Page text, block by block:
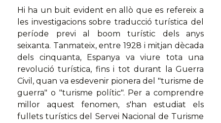
Hi ha un buit evident en allò que es refereix a
les investigacions sobre traducció turística del
període previ al boom turístic dels anys
seixanta. Tanmateix, entre 1928 i mitjan dècada
dels cinquanta, Espanya va viure tota una
revolució turística, fins i tot durant la Guerra
Civil, quan va esdevenir pionera del "turisme de
guerra" o "turisme polític". Per a comprendre
millor aquest fenomen, s'han estudiat els
fullets turístics del Servei Nacional de Turisme